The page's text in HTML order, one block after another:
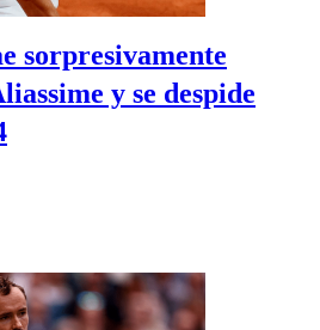
sorpresivamente
y se despide